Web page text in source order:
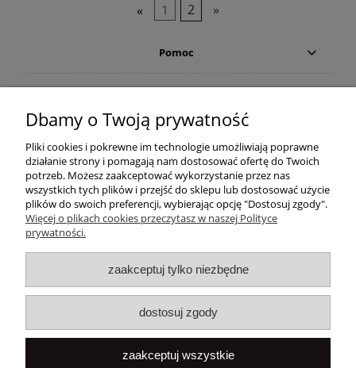
« 1 2 »
Pomoc
Moje konto
Płatności i dostawa
Informacje
O nas
Popularne
Dbamy o Twoją prywatność
Pliki cookies i pokrewne im technologie umożliwiają poprawne
działanie strony i pomagają nam dostosować ofertę do Twoich
potrzeb. Możesz zaakceptować wykorzystanie przez nas
wszystkich tych plików i przejść do sklepu lub dostosować użycie
plików do swoich preferencji, wybierając opcję "Dostosuj zgody".
Więcej o plikach cookies przeczytasz w naszej Polityce
prywatności.
zaakceptuj tylko niezbędne
dostosuj zgody
zaakceptuj wszystkie